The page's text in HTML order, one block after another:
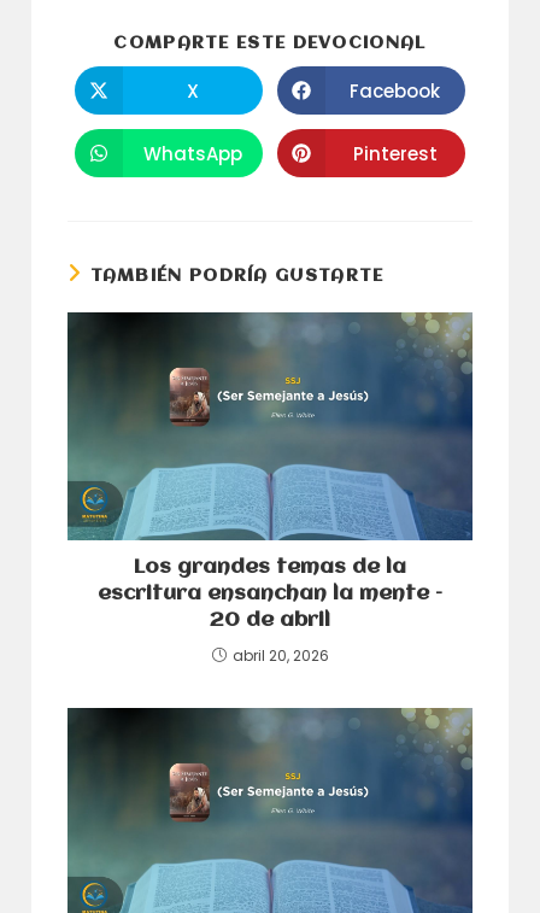
COMPARTE ESTE DEVOCIONAL
abre
en
una
nueva
ventana
X Se
abre
en
una
nueva
ventana
Facebook
Se
abre
WhatsApp Se
abre
Pinterest
TAMBIÉN PODRÍA GUSTARTE
Los grandes temas de la
escritura ensanchan la mente –
20 de abril
abril 20, 2026